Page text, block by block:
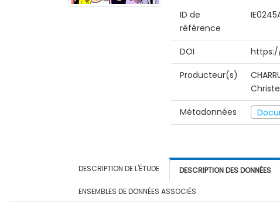
ID de
référence
DOI
Producteur(s)
Métadonnées
DESCRIPTION DE L'ÉTUDE DESCRIPTION DES DONNÉES
ENSEMBLES DE DONNÉES ASSOCIÉS